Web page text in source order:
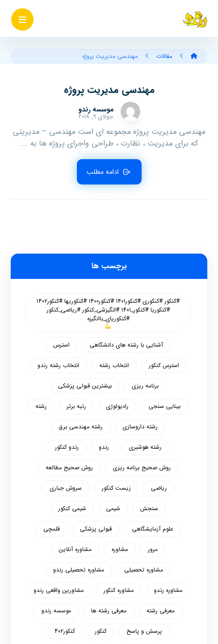
مقالات مهندسی مدیریت پروژه
مهندسی مدیریت پروژه
موسسه رندو
جولای ۹, ۲۰۱۸
مهندسی مدیریت پروژه مجموعه ای است مهندسی – مدیریتی
که برای مدیریت ، نظارت ، طراحی واجرای پروژه ها به ...
ادامه مطلب
برچسب ها
#کنکور #کنکوری #کنکور۱۴۰۱ #کنکور۱۴۰۰ #کنکوریها #کنکور۱۴۰۲
#کنکوریا #کنکور_۱۴۰۱ #انگیزشی_کنکور #ریاضی_کنکور
#کنکوریای_باانگیزه
آشنایی با رشته های دانشگاهی استرس
استرس کنکور انتخاب رشته انتخاب رشته رندو
برنامه ریزی بیشترین قبولی پزشکی
بینایی سنجی رادیولوژی رتبه برتر رشته
رشته داروسازی رشته مهندسی برق
رشته هوشبری رندو رندو کنکور
روش صحیح برنامه ریزی روش صحیح مطالعه
ریاضی زیست کنکور سروش جباری
سنجش شیمی شیمی کنکور
علوم آزمایشگاهی قبولی پزشکی قلمچی
مرور مشاوره مشاوره آنلاین
مشاوره تحصیلی مشاوره تحصیلی رندو
مشاوره رندو مشاوره کنکور مشاورین واقعی رندو
معرفی رشته معرفی رشته ها موسسه رندو
پرسش و پاسخ کنکور کنکور۴۰۲